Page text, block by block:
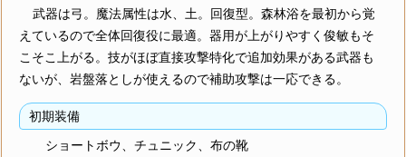
武器は弓。魔法属性は水、土。回復型。森林浴を最初から覚
えているので全体回復役に最適。器用が上がりやすく俊敏もそ
こそこ上がる。技がほぼ直接攻撃特化で追加効果がある武器も
ないが、岩盤落としが使えるので補助攻撃は一応できる。
初期装備
ショートボウ、チュニック、布の靴